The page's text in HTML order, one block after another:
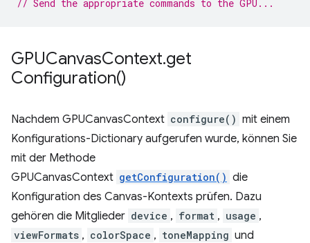
// Send the appropriate commands to the GPU...
GPUCanvasContext.get
Configuration()
Nachdem GPUCanvasContext configure() mit einem
Konfigurations-Dictionary aufgerufen wurde, können Sie
mit der Methode
GPUCanvasContext getConfiguration() die
Konfiguration des Canvas-Kontexts prüfen. Dazu
gehören die Mitglieder device , format , usage ,
viewFormats , colorSpace , toneMapping und